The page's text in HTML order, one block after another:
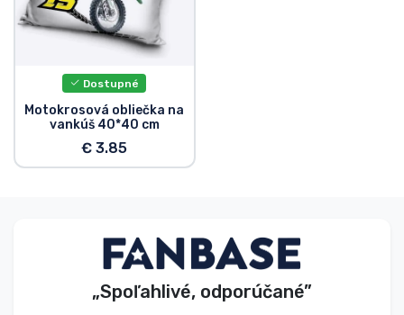
Dostupné
Motokrosová obliečka na
vankúš 40*40 cm
€ 3.85
„Spoľahlivé, odporúčané”